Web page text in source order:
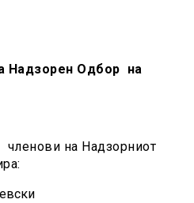
Надзорен Одбор на
на Надзорниот